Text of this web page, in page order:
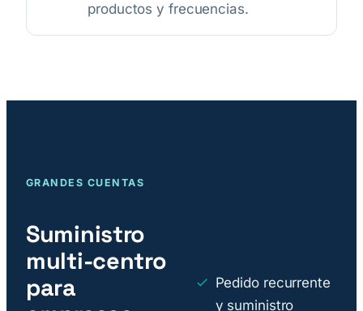
productos y frecuencias.
GRANDES CUENTAS
Suministro
multi-centro
para
Pedido recurrente
y suministro